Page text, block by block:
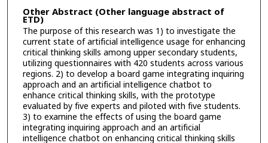
Other Abstract (Other language abstract of
ETD)
The purpose of this research was 1) to investigate the
current state of artificial intelligence usage for enhancing
critical thinking skills among upper secondary students,
utilizing questionnaires with 420 students across various
regions. 2) to develop a board game integrating inquiring
approach and an artificial intelligence chatbot to
enhance critical thinking skills, with the prototype
evaluated by five experts and piloted with five students.
3) to examine the effects of using the board game
integrating inquiring approach and an artificial
intelligence chatbot on enhancing critical thinking skills